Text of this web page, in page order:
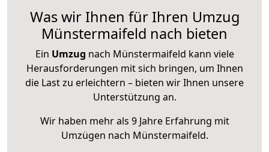
Was wir Ihnen für Ihren Umzug
Münstermaifeld nach bieten
Ein Umzug nach Münstermaifeld kann viele
Herausforderungen mit sich bringen, um Ihnen
die Last zu erleichtern – bieten wir Ihnen unsere
Unterstützung an.
Wir haben mehr als 9 Jahre Erfahrung mit
Umzügen nach Münstermaifeld.